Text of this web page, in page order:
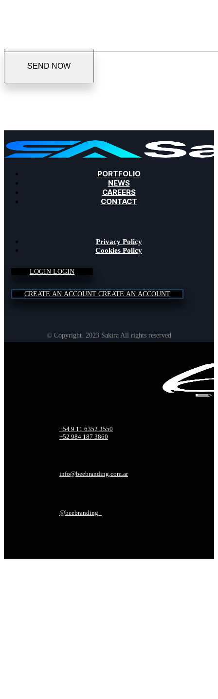
SEN D NOW
PORTFOLIO
NEWS
CAREERS
CONTACT
Privacy Policy
Cookies Policy
LOGIN LOGIN
CREATE AN ACCOUNT CREATE AN ACCOUNT
© Copyright. 2023 Sakira All rights reserved
+54 9 11 6352 3550
+52 984 187 3860
info@beebranding.com.ar
@beebranding_